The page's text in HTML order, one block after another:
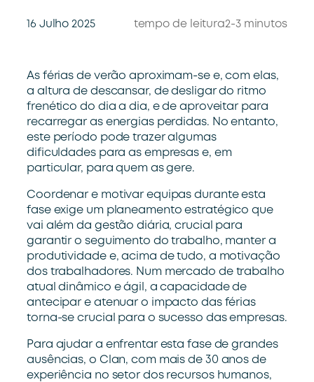
16 Julho 2025 tempo de leitura2-3 minutos
As férias de verão aproximam-se e, com elas,
a altura de descansar, de desligar do ritmo
frenético do dia a dia, e de aproveitar para
recarregar as energias perdidas. No entanto,
este período pode trazer algumas
dificuldades para as empresas e, em
particular, para quem as gere.
Coordenar e motivar equipas durante esta
fase exige um planeamento estratégico que
vai além da gestão diária, crucial para
garantir o seguimento do trabalho, manter a
produtividade e, acima de tudo, a motivação
dos trabalhadores. Num mercado de trabalho
atual dinâmico e ágil, a capacidade de
antecipar e atenuar o impacto das férias
torna-se crucial para o sucesso das empresas.
Para ajudar a enfrentar esta fase de grandes
ausências, o Clan, com mais de 30 anos de
experiência no setor dos recursos humanos,